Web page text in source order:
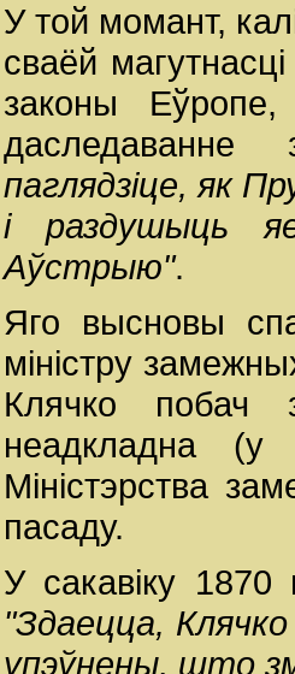
У той момант,
сваёй
законы
паглядзіце, як
і раздушыць
Аўстрыю".
Яго высновы
міністру
Клячко побач
неадкладна
Міністэрства
пасаду.
У сакавіку 1870
"Здаецца,
упэўнены, што